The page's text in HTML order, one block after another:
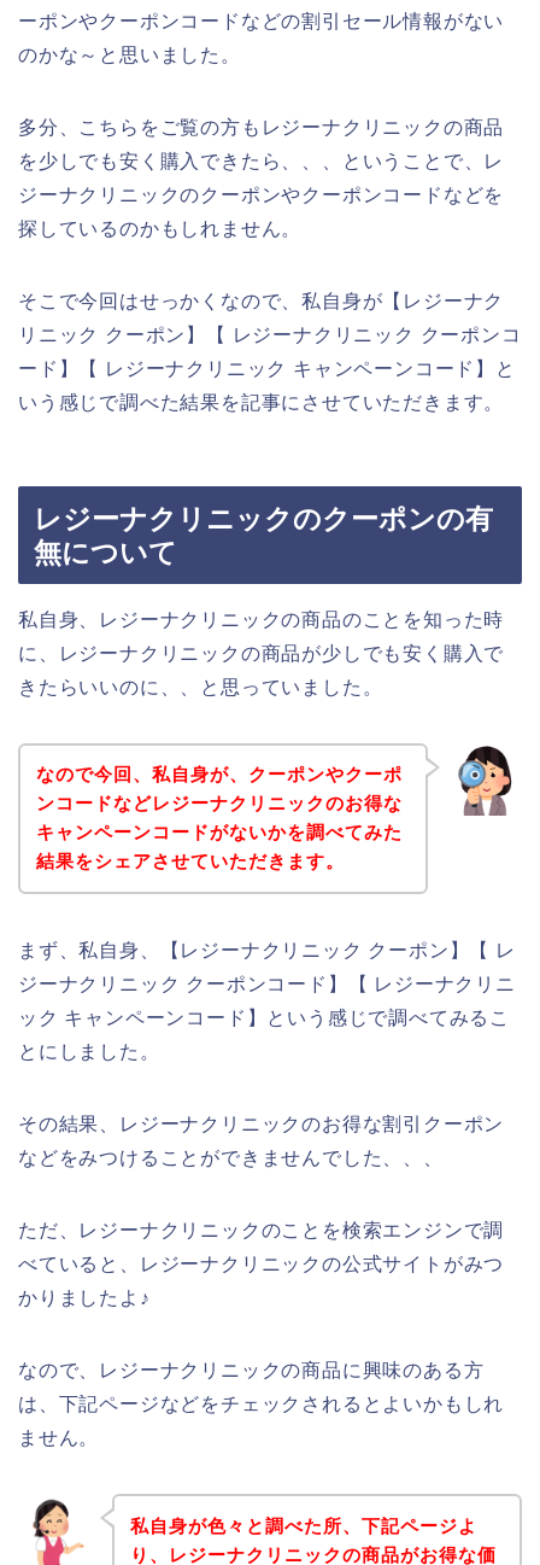
ーポンやクーポンコードなどの割引セール情報がない
のかな～と思いました。
多分、こちらをご覧の方もレジーナクリニックの商品
を少しでも安く購入できたら、、、ということで、レ
ジーナクリニックのクーポンやクーポンコードなどを
探しているのかもしれません。
そこで今回はせっかくなので、私自身が【レジーナク
リニック クーポン】【 レジーナクリニック クーポンコ
ード】【 レジーナクリニック キャンペーンコード】と
いう感じで調べた結果を記事にさせていただきます。
レジーナクリニックのクーポンの有
無について
私自身、レジーナクリニックの商品のことを知った時
に、レジーナクリニックの商品が少しでも安く購入で
きたらいいのに、、と思っていました。
なので今回、私自身が、クーポンやクーポ
ンコードなどレジーナクリニックのお得な
キャンペーンコードがないかを調べてみた
結果をシェアさせていただきます。
まず、私自身、【レジーナクリニック クーポン】【 レ
ジーナクリニック クーポンコード】【 レジーナクリニ
ック キャンペーンコード】という感じで調べてみるこ
とにしました。
その結果、レジーナクリニックのお得な割引クーポン
などをみつけることができませんでした、、、
ただ、レジーナクリニックのことを検索エンジンで調
べていると、レジーナクリニックの公式サイトがみつ
かりましたよ♪
なので、レジーナクリニックの商品に興味のある方
は、下記ページなどをチェックされるとよいかもしれ
ません。
私自身が色々と調べた所、下記ページよ
り、レジーナクリニックの商品がお得な価